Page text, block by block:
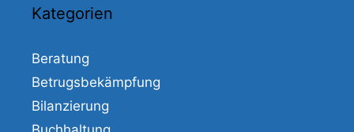
Kategorien
Beratung
Betrugsbekämpfung
Bilanzierung